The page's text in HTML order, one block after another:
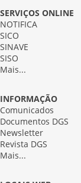
SERVIÇOS ONLINE
NOTIFICA
SICO
SINAVE
SISO
Mais...
INFORMAÇÃO
Comunicados
Documentos DGS
Newsletter
Revista DGS
Mais...